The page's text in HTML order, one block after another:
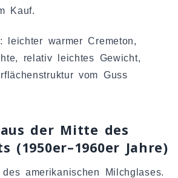
Kauf.
leichter warmer Cremeton,
relativ leichtes Gewicht,
vom Guss
der Mitte des
(1950er–1960er Jahre)
amerikanischen Milchglases.